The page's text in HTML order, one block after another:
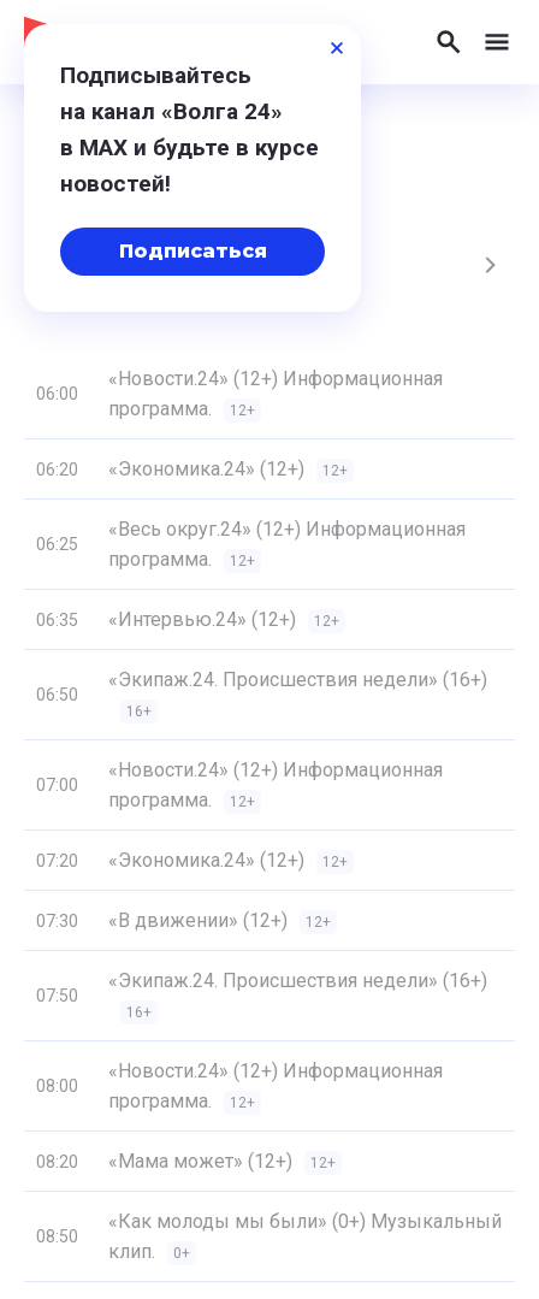
Программа
14, Пт 15, Сб 25, Пн
06:00
«Новости.24» (12+) Информационная
программа.
12+
06:20 «Экономика.24» (12+) 12+
06:25
«Весь округ.24» (12+) Информационная
программа.
12+
06:35 «Интервью.24» (12+) 12+
06:50
«Экипаж.24. Происшествия недели» (16+)
16+
07:00
«Новости.24» (12+) Информационная
программа.
12+
07:20 «Экономика.24» (12+) 12+
07:30 «В движении» (12+) 12+
07:50
«Экипаж.24. Происшествия недели» (16+)
16+
08:00
«Новости.24» (12+) Информационная
программа.
12+
08:20 «Мама может» (12+) 12+
08:50
«Как молоды мы были» (0+) Музыкальный
клип.
0+
Подписывайтесь
на канал «Волга 24»
в МАХ и будьте в курсе
новостей!
Подписаться